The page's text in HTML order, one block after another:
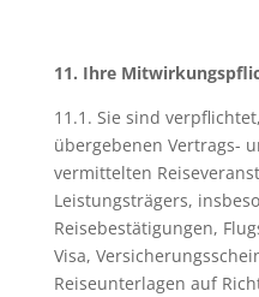
11. Ihre
11.1. Sie sind
übergebenen Vertrags-
vermittelten
Leistungsträgers,
Reisebestätigungen,
Visa,
Reiseunterlagen auf